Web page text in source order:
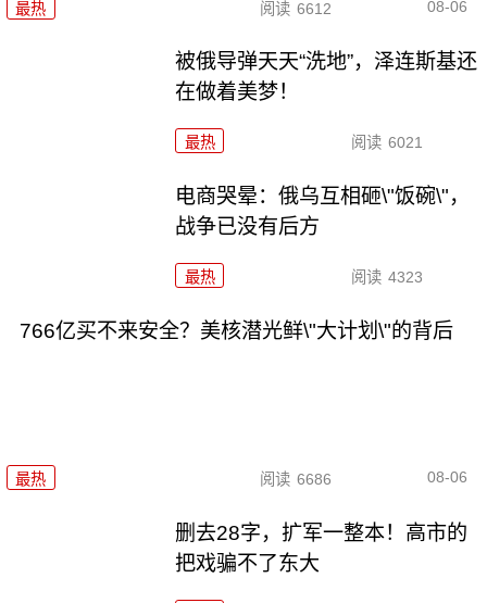
最热 阅读 6612 08-06
被俄导弹天天“洗地”，泽连斯基还
在做着美梦！
最热 阅读 6021
电商哭晕：俄乌互相砸\"饭碗\"，
战争已没有后方
最热 阅读 4323
766亿买不来安全？美核潜光鲜\"大计划\"的背后
最热 阅读 6686 08-06
删去28字，扩军一整本！高市的
把戏骗不了东大